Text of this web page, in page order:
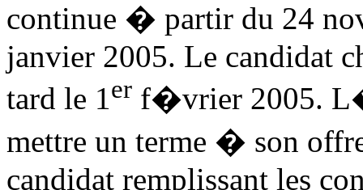
continue � partir du 24
janvier 2005. Le candidat
tard le 1er f�vrier 2005.
mettre un terme � son
candidat remplissant les